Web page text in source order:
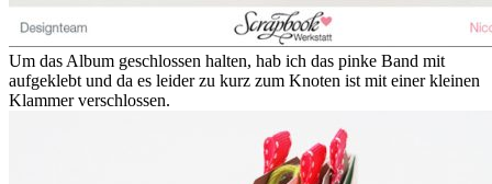
Um das Album geschlossen halten, hab ich das pinke Band mit
aufgeklebt und da es leider zu kurz zum Knoten ist mit einer kleinen
Klammer verschlossen.